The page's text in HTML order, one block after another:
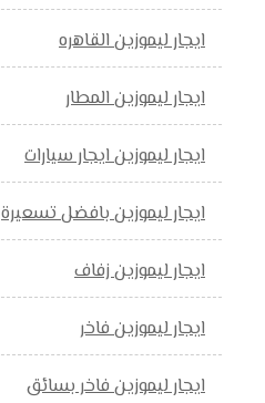
ايجار ليموزين القاهره
ايجار ليموزين المطار
ايجار ليموزين ايجار سيارات
ايجار ليموزين بافضل تسعيرة
ايجار ليموزين زفاف
ايجار ليموزين فاخر
ايجار ليموزين فاخر بسائق